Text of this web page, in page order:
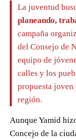
La juventud
planeando,
campaña
del Consejo de
equipo de
calles y los
propuesta joven
región.
Aunque Yamid
Concejo de la